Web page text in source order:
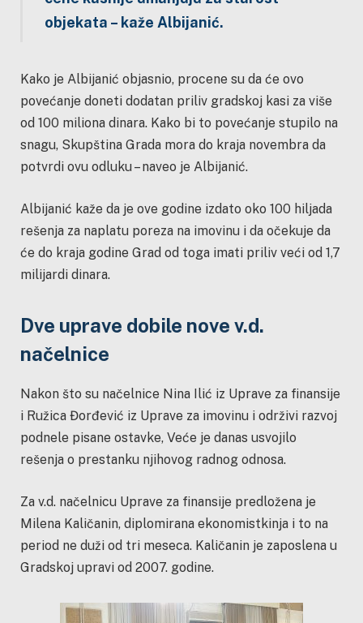
objekata – kaže Albijanić.
Kako je Albijanić objasnio, procene su da će ovo
povećanje doneti dodatan priliv gradskoj kasi za više
od 100 miliona dinara. Kako bi to povećanje stupilo na
snagu, Skupština Grada mora do kraja novembra da
potvrdi ovu odluku – naveo je Albijanić.
Albijanić kaže da je ove godine izdato oko 100 hiljada
rešenja za naplatu poreza na imovinu i da očekuje da
će do kraja godine Grad od toga imati priliv veći od 1,7
milijardi dinara.
Dve uprave dobile nove v.d.
načelnice
Nakon što su načelnice Nina Ilić iz Uprave za finansije
i Ružica Đorđević iz Uprave za imovinu i održivi razvoj
podnele pisane ostavke, Veće je danas usvojilo
rešenja o prestanku njihovog radnog odnosa.
Za v.d. načelnicu Uprave za finansije predložena je
Milena Kaličanin, diplomirana ekonomistkinja i to na
period ne duži od tri meseca. Kaličanin je zaposlena u
Gradskoj upravi od 2007. godine.